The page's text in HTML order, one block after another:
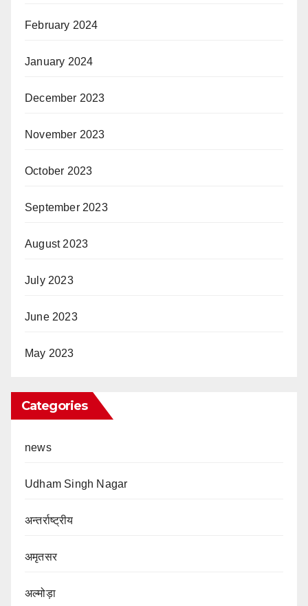
February 2024
January 2024
December 2023
November 2023
October 2023
September 2023
August 2023
July 2023
June 2023
May 2023
Categories
news
Udham Singh Nagar
अन्तर्राष्ट्रीय
अमृतसर
अल्मोड़ा